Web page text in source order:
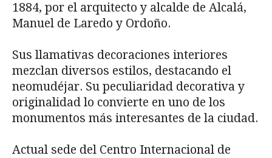
1884, por el arquitecto y alcalde de Alcalá,
Manuel de Laredo y Ordoño.
Sus llamativas decoraciones interiores
mezclan diversos estilos, destacando el
neomudéjar. Su peculiaridad decorativa y
originalidad lo convierte en uno de los
monumentos más interesantes de la ciudad.
Actual sede del Centro Internacional de